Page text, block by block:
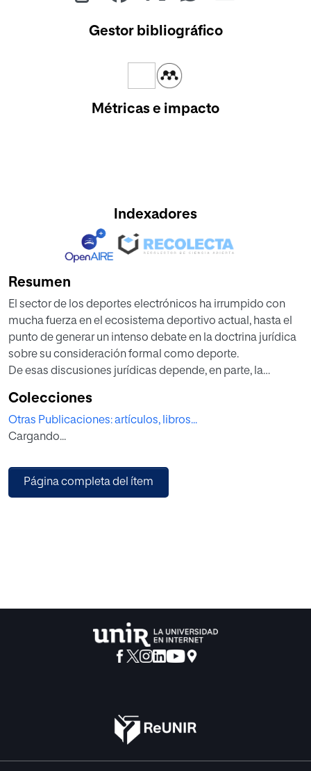
Gestor bibliográfico
Métricas e impacto
Indexadores
Resumen
El sector de los deportes electrónicos ha irrumpido con
mucha fuerza en el ecosistema deportivo actual, hasta el
punto de generar un intenso debate en la doctrina jurídica
sobre su consideración formal como deporte.
De esas discusiones jurídicas depende, en parte, la
el ámbito de los eSports, su consideración formal y
material, así como su posición jurídica, el alcance y efecto
de sus decisiones. El análisis de estas cuestiones será el
Colecciones
Otras Publicaciones: artículos, libros...
Cargando...
Página completa del ítem